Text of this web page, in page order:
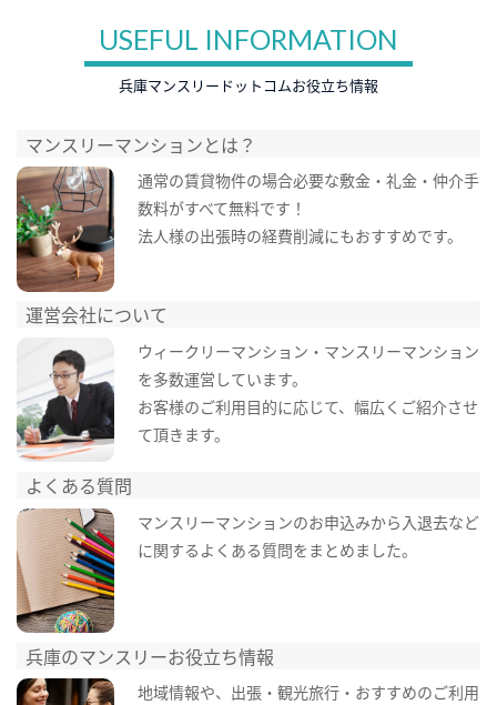
USEFUL INFORMATION
兵庫マンスリードットコムお役立ち情報
マンスリーマンションとは？
通常の賃貸物件の場合必要な敷金・礼金・仲介手
数料がすべて無料です！
法人様の出張時の経費削減にもおすすめです。
運営会社について
ウィークリーマンション・マンスリーマンション
を多数運営しています。
お客様のご利用目的に応じて、幅広くご紹介させ
て頂きます。
よくある質問
マンスリーマンションのお申込みから入退去など
に関するよくある質問をまとめました。
兵庫のマンスリーお役立ち情報
地域情報や、出張・観光旅行・おすすめのご利用